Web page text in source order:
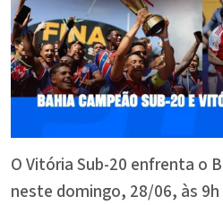
O Vitória Sub-20 enfrenta o
neste domingo, 28/06, às